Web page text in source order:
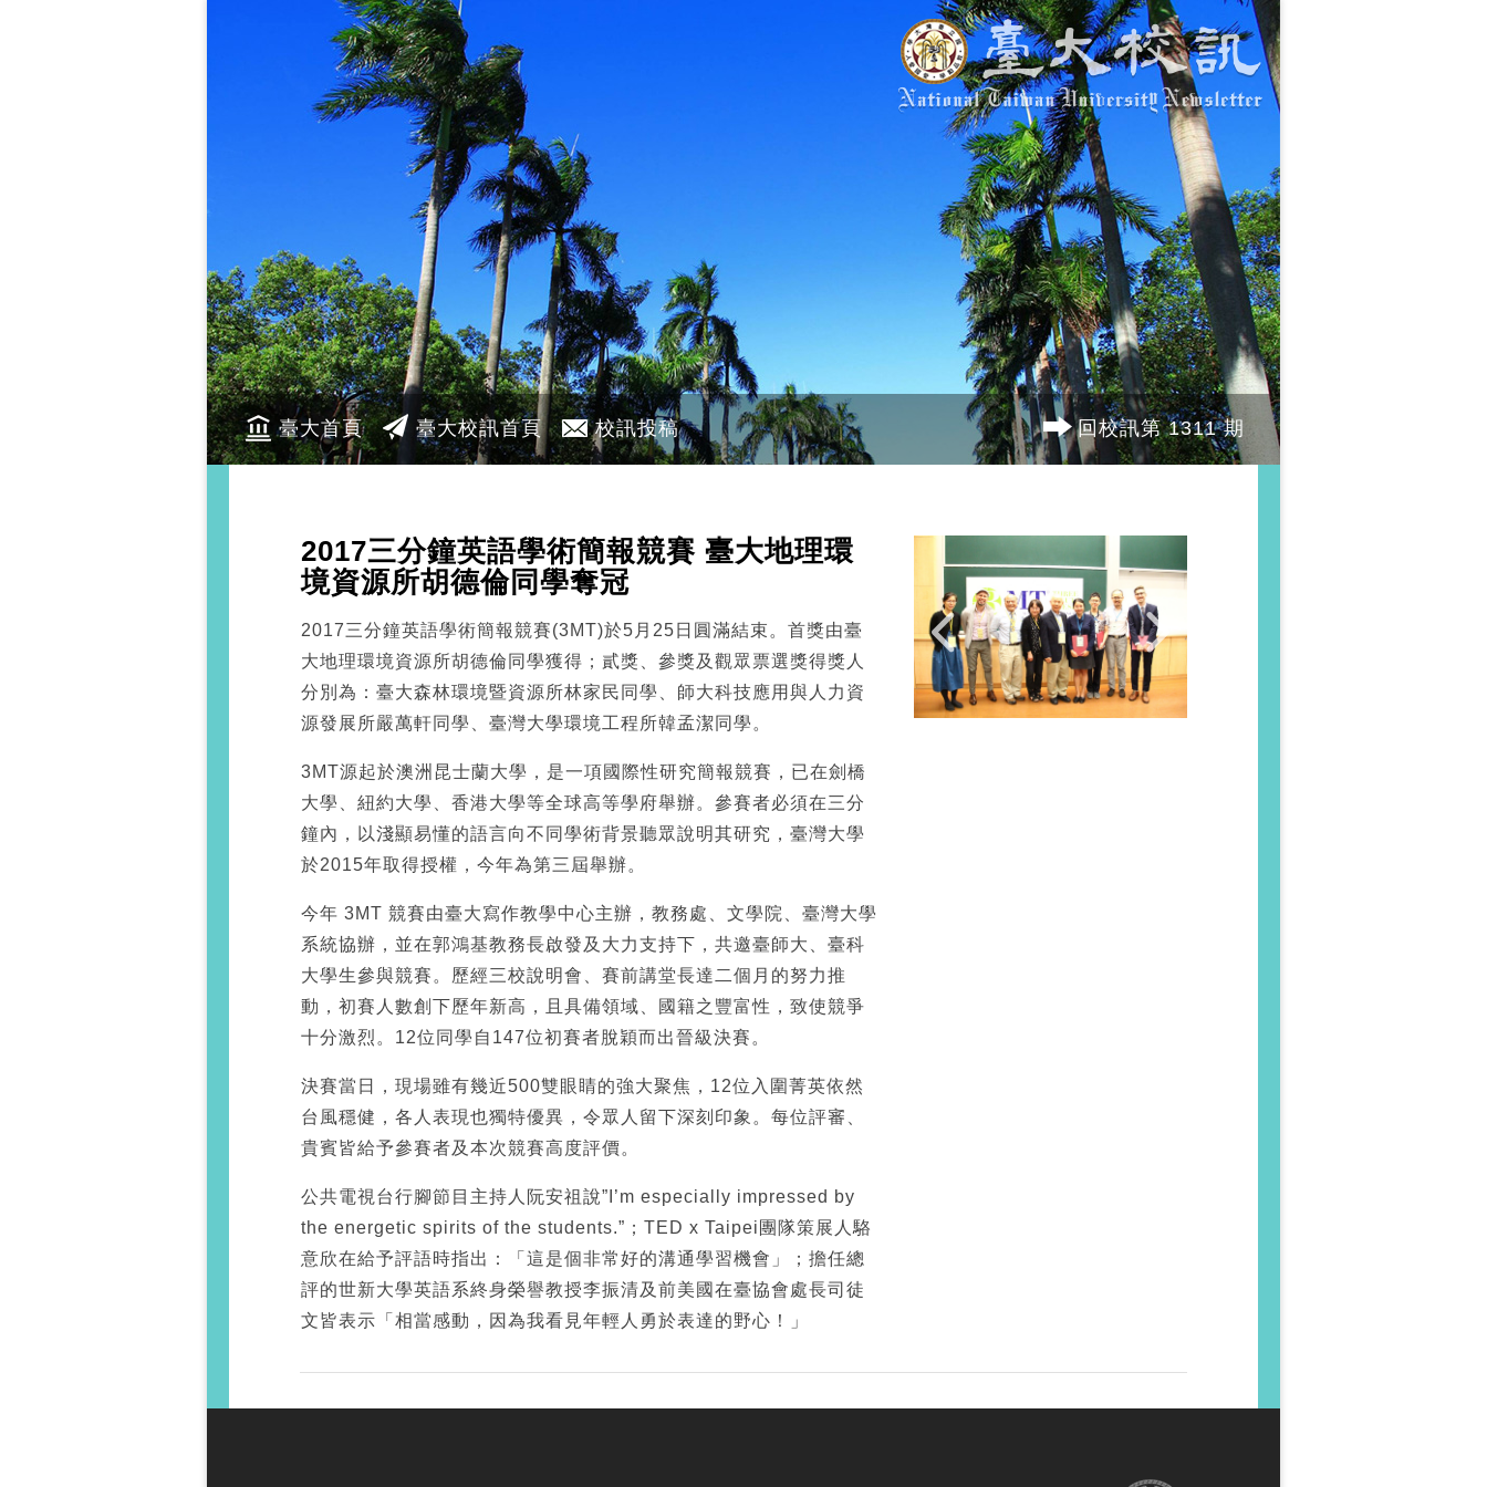
臺大首頁 臺大校訊首頁 校訊投稿 回校訊第 1311 期
2017三分鐘英語學術簡報競賽 臺大地理環
境資源所胡德倫同學奪冠
2017三分鐘英語學術簡報競賽(3MT)於5月25日圓滿結束。首獎由臺
大地理環境資源所胡德倫同學獲得；貳獎、參獎及觀眾票選獎得獎人
分別為：臺大森林環境暨資源所林家民同學、師大科技應用與人力資
源發展所嚴萬軒同學、臺灣大學環境工程所韓孟潔同學。
3MT源起於澳洲昆士蘭大學，是一項國際性研究簡報競賽，已在劍橋
大學、紐約大學、香港大學等全球高等學府舉辦。參賽者必須在三分
鐘內，以淺顯易懂的語言向不同學術背景聽眾說明其研究，臺灣大學
於2015年取得授權，今年為第三屆舉辦。
今年 3MT 競賽由臺大寫作教學中心主辦，教務處、文學院、臺灣大學
系統協辦，並在郭鴻基教務長啟發及大力支持下，共邀臺師大、臺科
大學生參與競賽。歷經三校說明會、賽前講堂長達二個月的努力推
動，初賽人數創下歷年新高，且具備領域、國籍之豐富性，致使競爭
十分激烈。12位同學自147位初賽者脫穎而出晉級決賽。
決賽當日，現場雖有幾近500雙眼睛的強大聚焦，12位入圍菁英依然
台風穩健，各人表現也獨特優異，令眾人留下深刻印象。每位評審、
貴賓皆給予參賽者及本次競賽高度評價。
公共電視台行腳節目主持人阮安祖說”I’m especially impressed by
the energetic spirits of the students.”；TED x Taipei團隊策展人駱
意欣在給予評語時指出：「這是個非常好的溝通學習機會」；擔任總
評的世新大學英語系終身榮譽教授李振清及前美國在臺協會處長司徒
文皆表示「相當感動，因為我看見年輕人勇於表達的野心！」